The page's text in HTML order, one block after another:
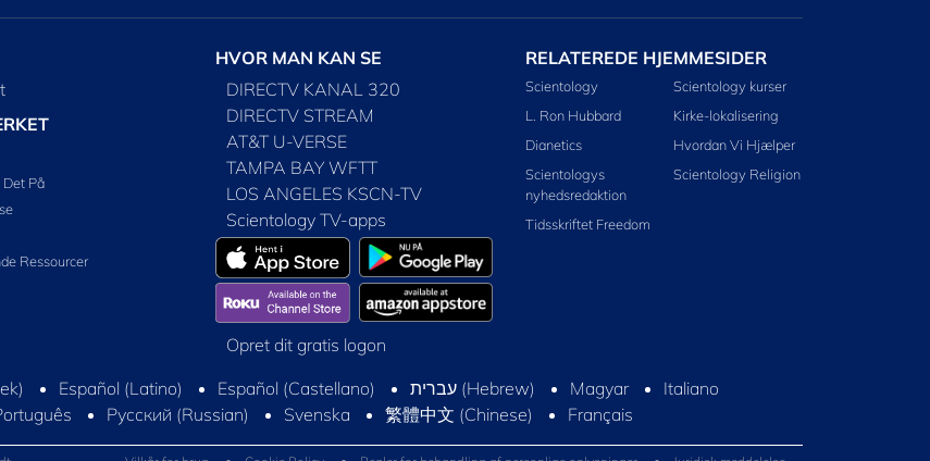
Det På
Ressourcer
HVOR MAN KAN SE
DIRECTV KANAL 320
DIRECTV STREAM
AT&T U-VERSE
TAMPA BAY WFTT
LOS ANGELES KSCN-TV
Scientology TV-apps
Opret dit gratis logon
RELATEREDE HJEMMESIDER
Scientology
Scientology kurser
L. Ron Hubbard
Kirke-lokalisering
Dianetics
Hvordan Vi Hjælper
Scientologys
nyhedsredaktion
Scientology Religion
Tidsskriftet Freedom
Español (Latino) Español (Castellano) Magyar
Italiano
Русский (Russian) Svenska 繁體中文 (Chinese) Français